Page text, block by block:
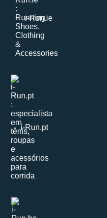
i-Run.ie
i-Run.pt